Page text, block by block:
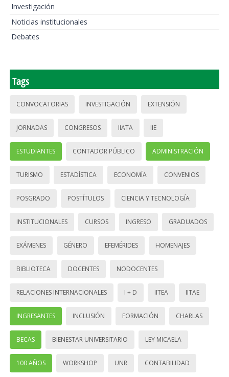
Investigación
Noticias institucionales
Debates
Tags
CONVOCATORIAS INVESTIGACIÓN EXTENSIÓN
JORNADAS CONGRESOS IIATA IIE
ESTUDIANTES CONTADOR PÚBLICO ADMINISTRACIÓN
TURISMO ESTADÍSTICA ECONOMÍA CONVENIOS
POSGRADO POSTÍTULOS CIENCIA Y TECNOLOGÍA
INSTITUCIONALES CURSOS INGRESO GRADUADOS
EXÁMENES GÉNERO EFEMÉRIDES HOMENAJES
BIBLIOTECA DOCENTES NODOCENTES
RELACIONES INTERNACIONALES I + D IITEA IITAE
INGRESANTES INCLUSIÓN FORMACIÓN CHARLAS
BECAS BIENESTAR UNIVERSITARIO LEY MICAELA
100 AÑOS WORKSHOP UNR CONTABILIDAD